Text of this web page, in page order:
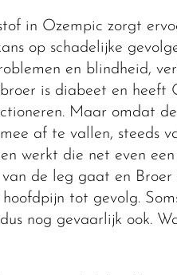
in Ozempic zorgt
op schadelijke
en blindheid,
is diabeet en heeft
Maar omdat
af te vallen, steeds
werkt die net even
de leg gaat en
tot gevolg.
nog gevaarlijk ook.